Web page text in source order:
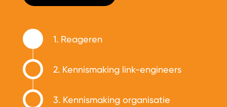
1. Reageren
2. Kennismaking link-engineers
3. Kennismaking organisatie